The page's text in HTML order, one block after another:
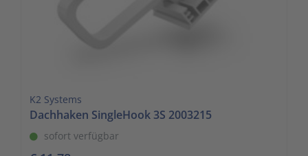
K2 Systems
Dachhaken SingleHook 3S 2003215
sofort verfügbar